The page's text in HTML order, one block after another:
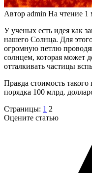
Автор admin На чтение 1
У ученых есть идея как
нашего Солнца. Для
огромную петлю
солнцем, которая может
отталкивать частицы
Правда стоимость
порядка 100 млрд.
Страницы: 1 2
Оцените статью